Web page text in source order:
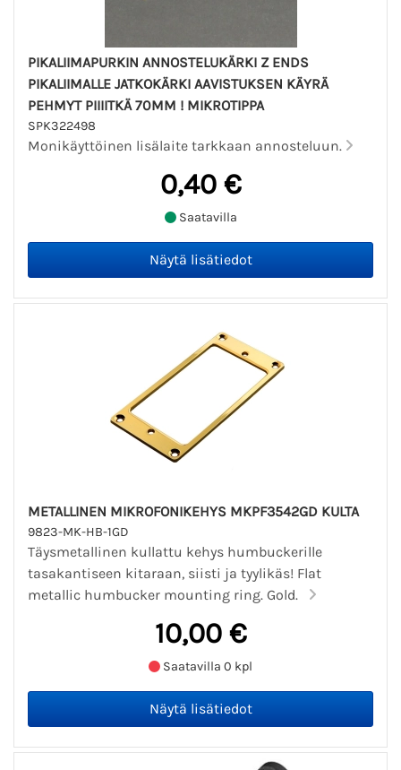
PIKALIIMAPURKIN ANNOSTELUKÄRKI Z ENDS
PIKALIIMALLE JATKOKÄRKI AAVISTUKSEN KÄYRÄ
PEHMYT PIIIITKÄ 70MM ! MIKROTIPPA
SPK322498
Monikäyttöinen lisälaite tarkkaan annosteluun.
0,40 €
Saatavilla
METALLINEN MIKROFONIKEHYS MKPF3542GD KULTA
9823-MK-HB-1GD
Täysmetallinen kullattu kehys humbuckerille
tasakantiseen kitaraan, siisti ja tyylikäs! Flat
metallic humbucker mounting ring. Gold.
10,00 €
Saatavilla 0 kpl